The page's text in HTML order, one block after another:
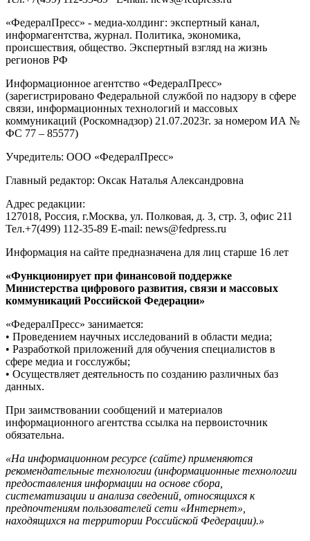
«ФедералПресс» - медиа-холдинг: экспертный канал,
информагентства, журнал. Политика, экономика,
происшествия, общество. Экспертный взгляд на жизнь
регионов РФ
Информационное агентство «ФедералПресс»
(зарегистрировано Федеральной службой по надзору в сфере
связи, информационных технологий и массовых
коммуникаций (Роскомнадзор) 21.07.2023г. за номером ИА №
ФС 77 – 85577)
Учредитель: ООО «ФедералПресс»
Главный редактор: Оксак Наталья Александровна
Адрес редакции:
127018, Россия, г.Москва, ул. Полковая, д. 3, стр. 3, офис 211
Тел.+7(499) 112-35-89 E-mail: news@fedpress.ru
Информация на сайте предназначена для лиц старше 16 лет
«Функционирует при финансовой поддержке
Министерства цифрового развития, связи и массовых
коммуникаций Российской Федерации»
«ФедералПресс» занимается:
• Проведением научных исследований в области медиа;
• Разработкой приложений для обучения специалистов в
сфере медиа и госслужбы;
• Осуществляет деятельность по созданию различных баз
данных.
При заимствовании сообщений и материалов
информационного агентства ссылка на первоисточник
обязательна.
«На информационном ресурсе (сайте) применяются
рекомендательные технологии (информационные технологии
предоставления информации на основе сбора,
систематизации и анализа сведений, относящихся к
предпочтениям пользователей сети «Интернет»,
находящихся на территории Российской Федерации).»